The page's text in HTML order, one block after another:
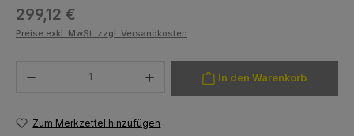
Regulärer Preis:
299,12 €
Preise exkl. MwSt. zzgl. Versandkosten
In den Warenkorb
Zum Merkzettel hinzufügen